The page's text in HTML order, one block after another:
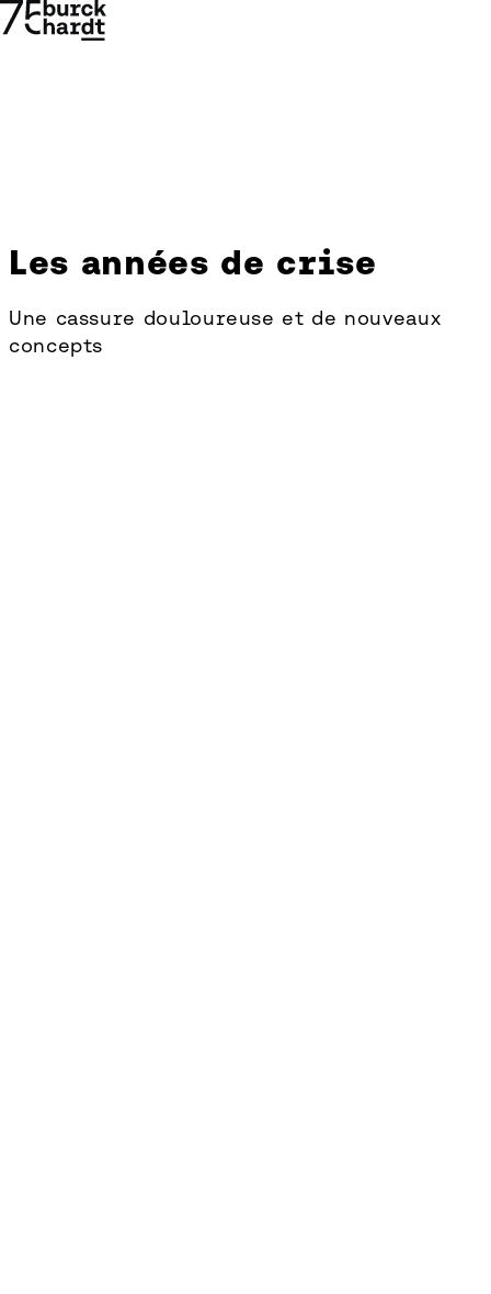
Les
années
de
Les années de crise
Une cassure douloureuse et de nouveaux
concepts